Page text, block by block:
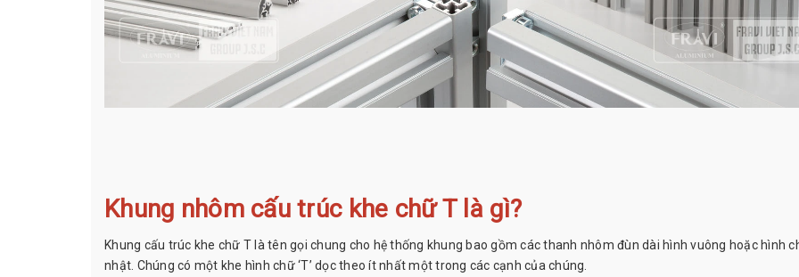
Khung nhôm cấu trúc khe chữ T là gì?
Khung cấu trúc khe chữ T là tên gọi chung cho hệ thống khung bao gồm các thanh nhôm đùn dài hình vuông hoặc hình
nhật. Chúng có một khe hình chữ ‘T’ dọc theo ít nhất một trong các cạnh của chúng.